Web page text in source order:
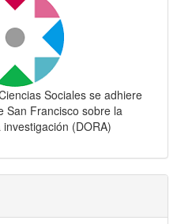
Sociales se adhiere
San Francisco sobre la
(DORA)